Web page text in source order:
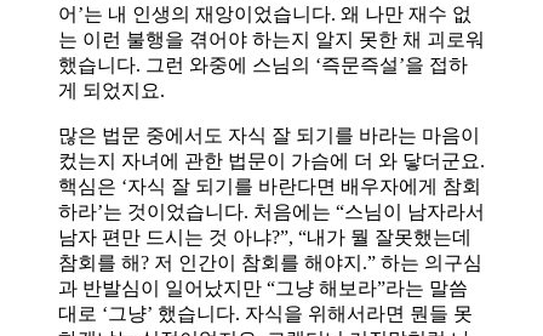
어’는 내 인생의 재앙이었습니다. 왜 나만 재수 없
는 이런 불행을 겪어야 하는지 알지 못한 채 괴로워
했습니다. 그런 와중에 스님의 ‘즉문즉설’을 접하
게 되었지요.
많은 법문 중에서도 자식 잘 되기를 바라는 마음이
컸는지 자녀에 관한 법문이 가슴에 더 와 닿더군요.
핵심은 ‘자식 잘 되기를 바란다면 배우자에게 참회
하라’는 것이었습니다. 처음에는 “스님이 남자라서
남자 편만 드시는 것 아냐?”, “내가 뭘 잘못했는데
참회를 해? 저 인간이 참회를 해야지.” 하는 의구심
과 반발심이 일어났지만 “그냥 해보라”라는 말씀
대로 ‘그냥’ 했습니다. 자식을 위해서라면 뭔들 못